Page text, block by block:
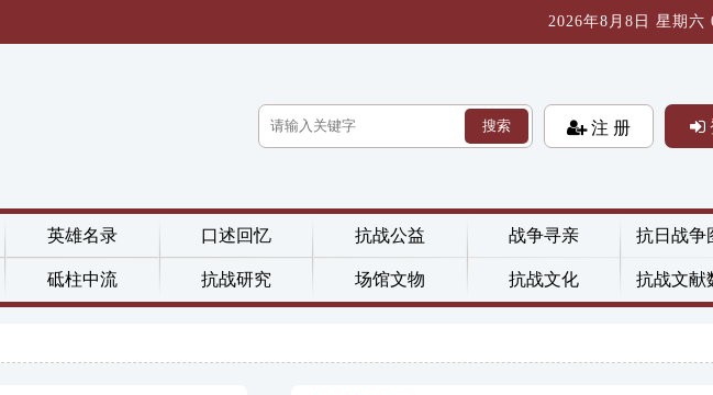
2026年8月8日 星期六
搜索 注 册
英雄名录 口述回忆 抗战公益 战争寻亲 抗日战争
砥柱中流 抗战研究 场馆文物 抗战文化 抗战文献